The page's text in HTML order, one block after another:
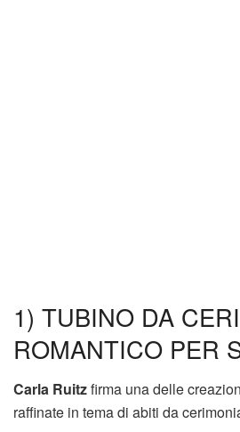
1) TUBINO DA
ROMANTICO PER
Carla Ruitzfirma una delle
raffinate in tema di abiti da